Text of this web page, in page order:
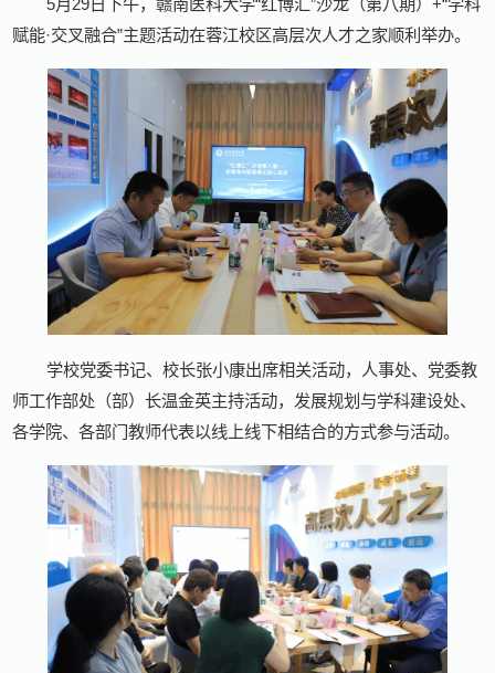
赋能·交叉融合”主题活动在蓉江校区高层次人才之家顺利举办。
学校党委书记、校长张小康出席相关活动，人事处、党委教
师工作部处（部）长温金英主持活动，发展规划与学科建设处、
各学院、各部门教师代表以线上线下相结合的方式参与活动。